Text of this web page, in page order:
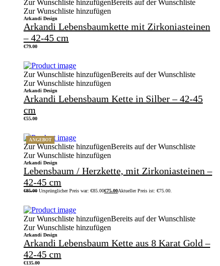
Zur Wunschliste hinzufügenBereits auf der Wunschliste
Zur Wunschliste hinzufügen
Arkandi Design
Arkandi Lebensbaumkette mit Zirkoniasteinen
– 42-45 cm
€79.00
Zur Wunschliste hinzufügenBereits auf der Wunschliste
Zur Wunschliste hinzufügen
Arkandi Design
Arkandi Lebensbaum Kette in Silber – 42-45
cm
€55.00
ANGEBOT
Zur Wunschliste hinzufügenBereits auf der Wunschliste
Zur Wunschliste hinzufügen
Arkandi Design
Lebensbaum / Herzkette, mit Zirkoniasteinen –
42-45 cm
€85.00 Ursprünglicher Preis war: €85.00€75.00Aktueller Preis ist: €75.00.
Zur Wunschliste hinzufügenBereits auf der Wunschliste
Zur Wunschliste hinzufügen
Arkandi Design
Arkandi Lebensbaum Kette aus 8 Karat Gold –
42-45 cm
€135.00